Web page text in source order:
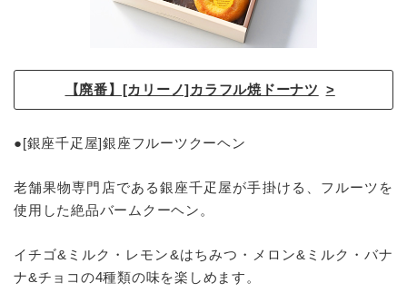
【廃番】[カリーノ]カラフル焼ドーナツ
●[銀座千疋屋]銀座フルーツクーヘン
老舗果物専門店である銀座千疋屋が手掛ける、フルーツを
使用した絶品バームクーヘン。
イチゴ&ミルク・レモン&はちみつ・メロン&ミルク・バナ
ナ&チョコの4種類の味を楽しめます。